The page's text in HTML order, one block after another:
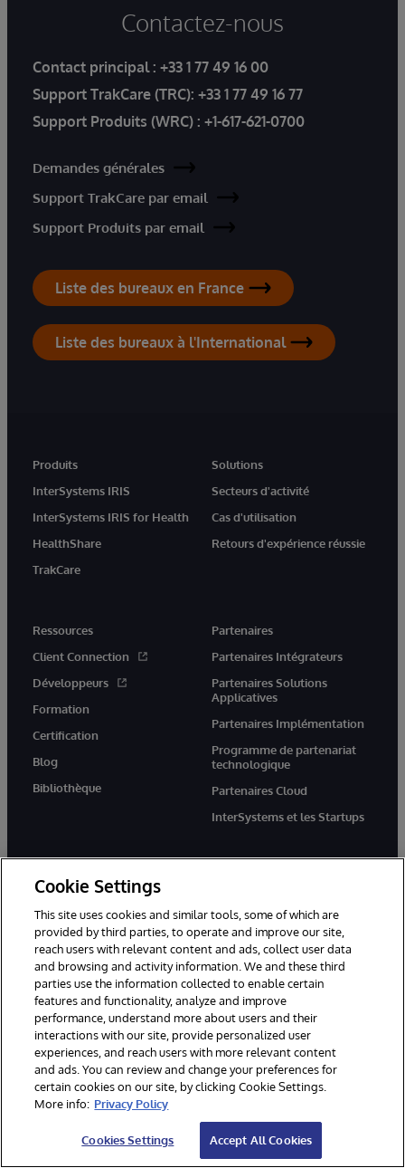
Contactez-nous
Contact principal : +33 1 77 49 16 00
Support TrakCare (TRC): +33 1 77 49 16 77
Support Produits (WRC) : +1-617-621-0700
Demandes générales
Support TrakCare par email
Support Produits par email
Liste des bureaux en France
Liste des bureaux à l'International
Produits
InterSystems IRIS
InterSystems IRIS for Health
HealthShare
TrakCare
Solutions
Secteurs d'activité
Cas d'utilisation
Retours d'expérience réussie
Ressources
Client Connection
Développeurs
Formation
Certification
Blog
Bibliothèque
Partenaires
Partenaires Intégrateurs
Partenaires Solutions
Applicatives
Partenaires Implémentation
Programme de partenariat
technologique
Partenaires Cloud
InterSystems et les Startups
Entreprise
Actualités
Événements
Rejoignez-nous
Accès WRC
Documentation
Actualités produits et alertes
© 1996-2026 InterSystems Corporation, Boston, MA. Tous droits
Mentions légales
Cookie Settings
This site uses cookies and similar tools, some of which are
provided by third parties, to operate and improve our site,
reach users with relevant content and ads, collect user data
and browsing and activity information. We and these third
parties use the information collected to enable certain
features and functionality, analyze and improve
performance, understand more about users and their
interactions with our site, provide personalized user
experiences, and reach users with more relevant content
and ads. You can review and change your preferences for
certain cookies on our site, by clicking Cookie Settings.
More info: Privacy Policy
Cookies Settings Accept All Cookies